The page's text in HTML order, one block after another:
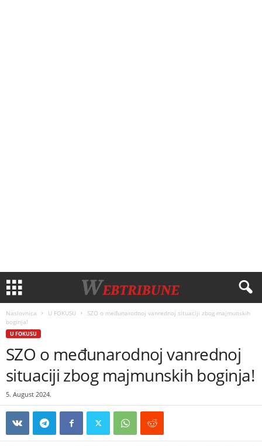
Naslovnica U FOKUSU
SZO o međunarodnoj vanrednoj situaciji zbog majmunskih
boginja!
U FOKUSU
SZO o međunarodnoj vanrednoj
situaciji zbog majmunskih boginja!
5. August 2024.